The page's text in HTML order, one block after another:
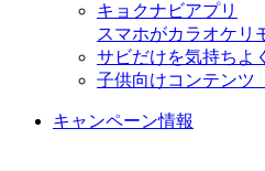
キョクナビアプリ
スマホがカラオケリ
サビだけを気持ちよ
子供向けコンテンツ
キャンペーン情報